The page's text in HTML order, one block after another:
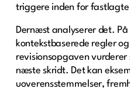
triggere inden for
Dernæst analyserer det.
kontekstbaserede regler
revisionsopgaven
næste skridt. Det kan
uoverensstemmelser,